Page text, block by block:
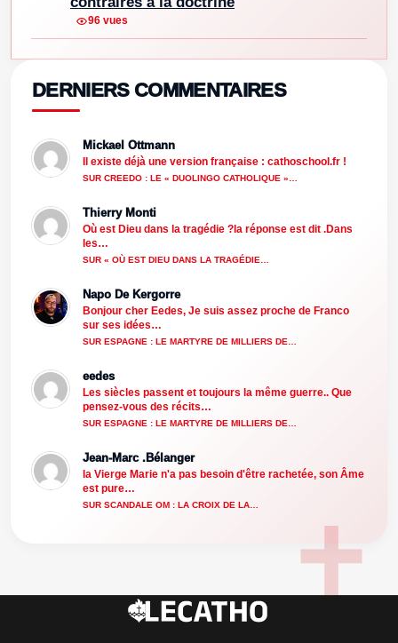
96 vues
DERNIERS COMMENTAIRES
Mickael Ottmann
Il existe déjà une version française : cathoschool.fr !
SUR CREEDO : LE « DUOLINGO CATHOLIQUE »…
Thierry Monti
Où est Dieu dans la tragédie ?la réponse est dit .Dans
les…
SUR « OÙ EST DIEU DANS LA TRAGÉDIE…
Napo De Kergorre
Bonjour cher Eedes, Je suis assez proche de Franco
sur ses idées…
SUR ESPAGNE : LE MARTYRE DE MILLIERS DE…
eedes
Les siècles passent et toujours la même guerre.. Que
pensez-vous des récits…
SUR ESPAGNE : LE MARTYRE DE MILLIERS DE…
Jean-Marc .Bélanger
la Vierge Marie n'a pas besoin d'être rachetée, son Âme
est pure…
SUR SCANDALE OM : LA CROIX DE LA…